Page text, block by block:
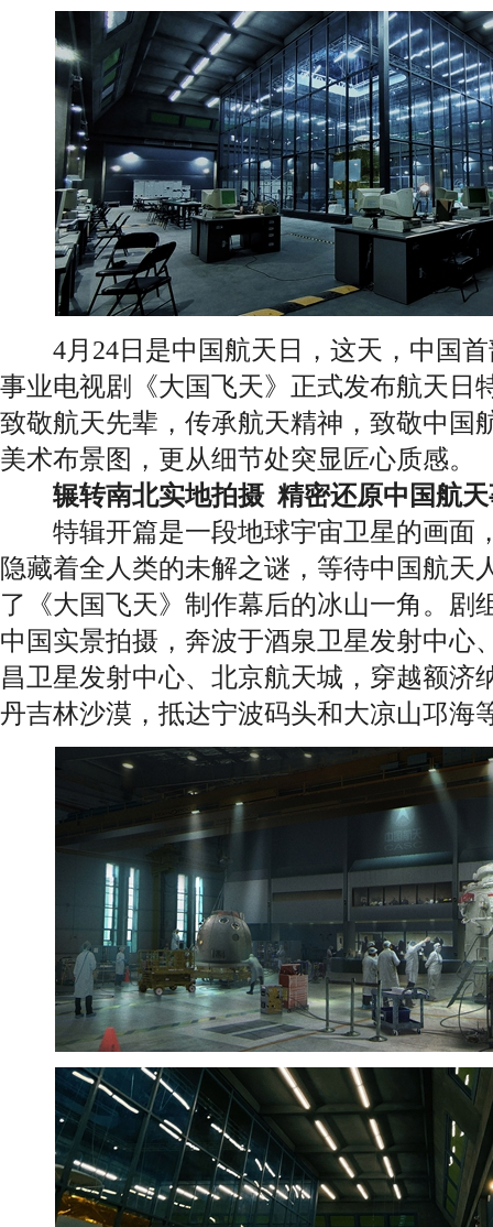
4月24日是中国航天日，这天，中国首
事业电视剧《大国飞天》正式发布航天日
致敬航天先辈，传承航天精神，致敬中国
美术布景图，更从细节处突显匠心质感。
辗转南北实地拍摄 精密还原中国航
特辑开篇是一段地球宇宙卫星的画面
隐藏着全人类的未解之谜，等待中国航天
了《大国飞天》制作幕后的冰山一角。剧
中国实景拍摄，奔波于酒泉卫星发射中心
昌卫星发射中心、北京航天城，穿越额济
丹吉林沙漠，抵达宁波码头和大凉山邛海